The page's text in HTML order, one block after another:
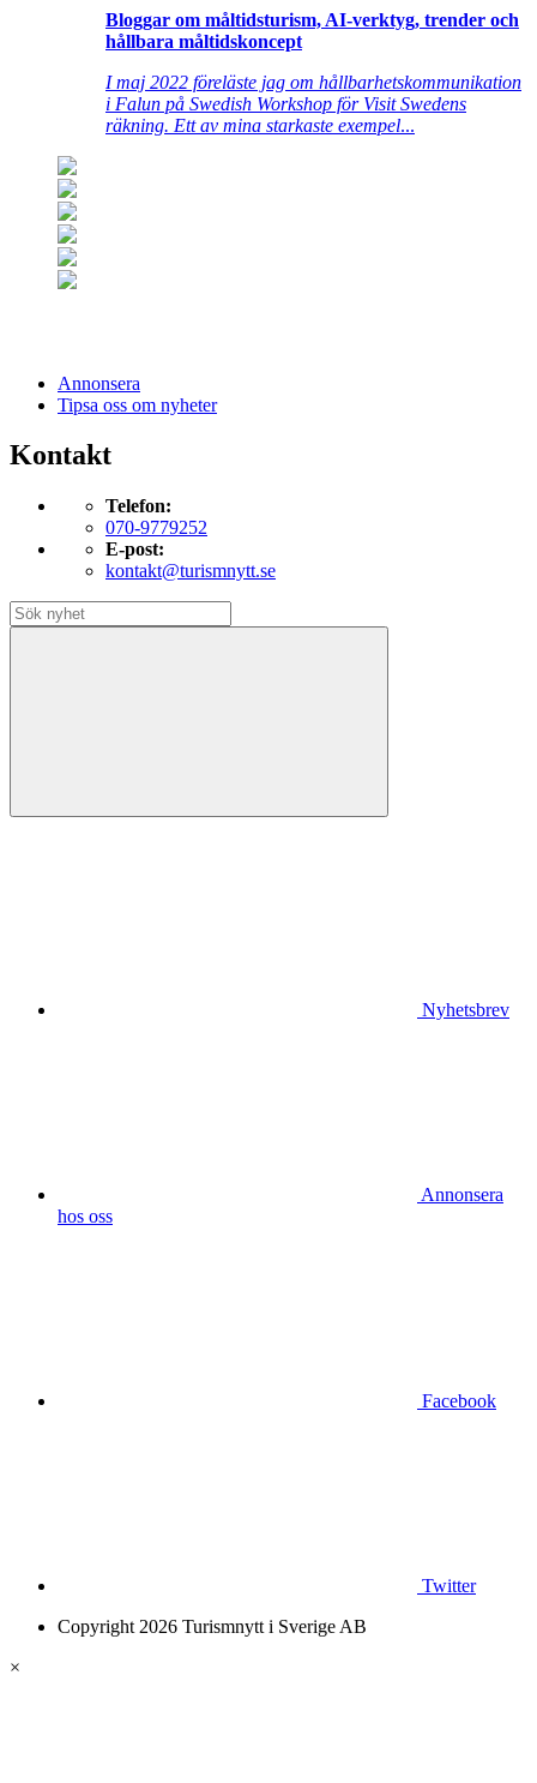
Bloggar om måltidsturism, AI-verktyg, trender och
hållbara måltidskoncept
I maj 2022 föreläste jag om hållbarhetskommunikation
i Falun på Swedish Workshop för Visit Swedens
räkning. Ett av mina starkaste exempel...
Annonsera
Tipsa oss om nyheter
Kontakt
Telefon:
070-9779252
E-post:
kontakt@turismnytt.se
Nyhetsbrev
Annonsera
hos oss
Facebook
Twitter
Copyright 2026 Turismnytt i Sverige AB
×